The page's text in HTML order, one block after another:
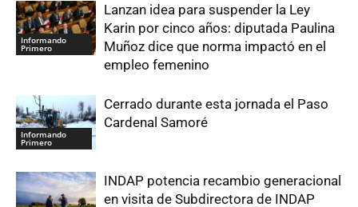
Informando
Primero
Lanzan idea para suspender la Ley
Karin por cinco años: diputada Paulina
Muñoz dice que norma impactó en el
empleo femenino
Informando
Primero
Cerrado durante esta jornada el Paso
Cardenal Samoré
INDAP potencia recambio generacional
en visita de Subdirectora de INDAP